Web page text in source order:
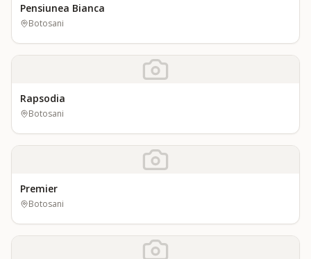
Pensiunea Bianca
Botosani
Rapsodia
Botosani
Premier
Botosani